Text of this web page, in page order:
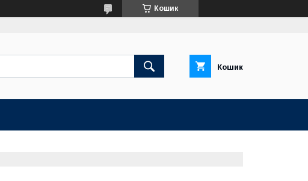
Кошик
Кошик